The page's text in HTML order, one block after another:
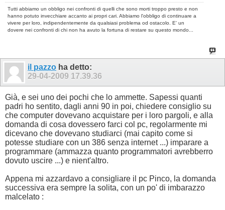
Tutti abbiamo un obbligo nei confronti di quelli che sono morti troppo presto e non
hanno potuto invecchiare accanto ai propri cari. Abbiamo l'obbligo di continuare a
vivere per loro, indipendentemente da qualsiasi problema od ostacolo. E' un
dovere nei confronti di chi non ha avuto la fortuna di restare su questo mondo...
il pazzo ha detto:
29-04-2009 17.39.36
Già, e sei uno dei pochi che lo ammette. Sapessi quanti
padri ho sentito, dagli anni 90 in poi, chiedere consiglio su
che computer dovevano acquistare per i loro pargoli, e alla
domanda di cosa dovessero farci col pc, regolarmente mi
dicevano che dovevano studiarci (mai capito come si
potesse studiare con un 386 senza internet ...) imparare a
programmare (ammazza quanto programmatori avrebberro
dovuto uscire ...) e nient'altro.
Appena mi azzardavo a consigliare il pc Pinco, la domanda
successiva era sempre la solita, con un po' di imbarazzo
malcelato :